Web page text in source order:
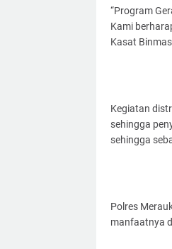
“Program
Kami
Kasat
Kegiatan
sehingga
sehingga
Polres
manfaatnya